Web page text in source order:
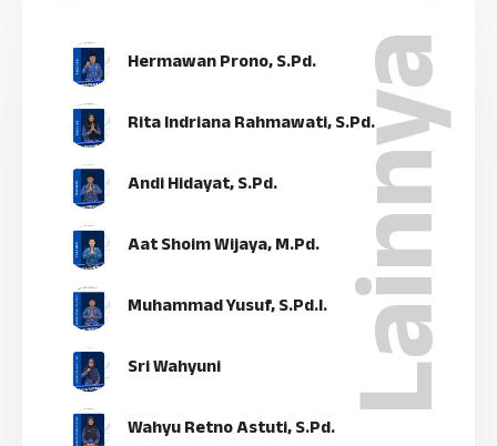
Hermawan Prono, S.Pd.
Rita Indriana Rahmawati, S.Pd.
Andi Hidayat, S.Pd.
Aat Shoim Wijaya, M.Pd.
Muhammad Yusuf, S.Pd.I.
Sri Wahyuni
Wahyu Retno Astuti, S.Pd.